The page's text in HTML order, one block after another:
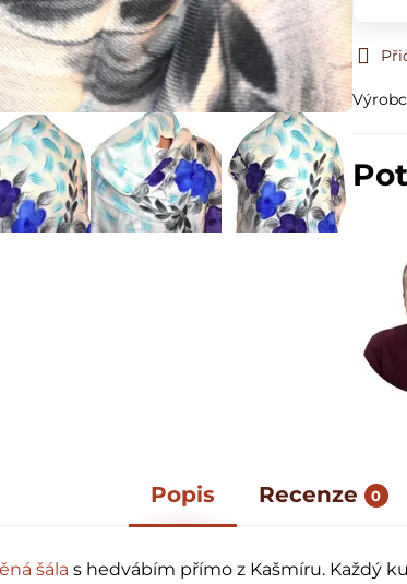
Popis Recenze 0
šála s hedvábím přímo z Kašmíru. Každý